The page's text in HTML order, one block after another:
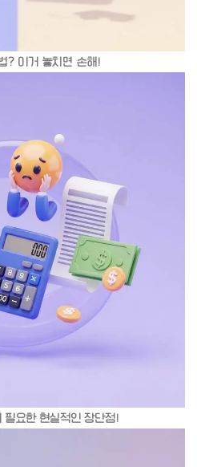
? 이거 놓치면 손해!
요한 현실적인 장단점!